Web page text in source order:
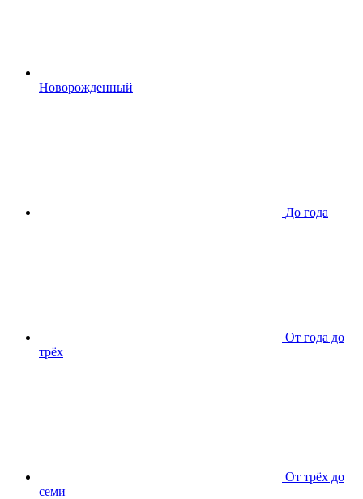
Новорожденный
До года
От года до
трёх
От трёх до
семи